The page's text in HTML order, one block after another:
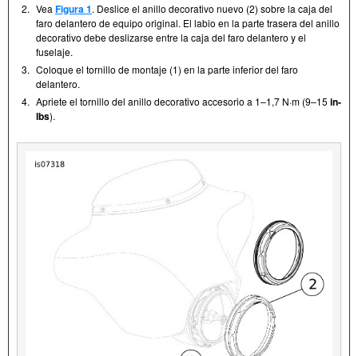
2. Vea Figura 1. Deslice el anillo decorativo nuevo (2) sobre la caja del
faro delantero de equipo original. El labio en la parte trasera del anillo
decorativo debe deslizarse entre la caja del faro delantero y el
fuselaje.
3. Coloque el tornillo de montaje (1) en la parte inferior del faro
delantero.
4. Apriete el tornillo del anillo decorativo accesorio a 1–1,7 N·m (9–15 in-
lbs).